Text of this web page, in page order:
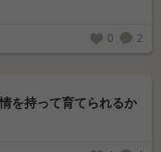
0 2
を持って育てられるか